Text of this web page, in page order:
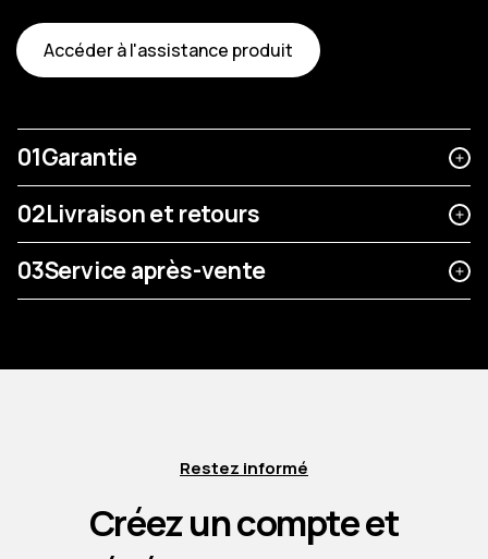
Accéder à l'assistance produit
01Garantie
02Livraison et retours
03Service après-vente
Restez informé
Créez un compte et